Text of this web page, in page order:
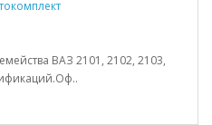
ВАЗ 2101, 2102, 2103,